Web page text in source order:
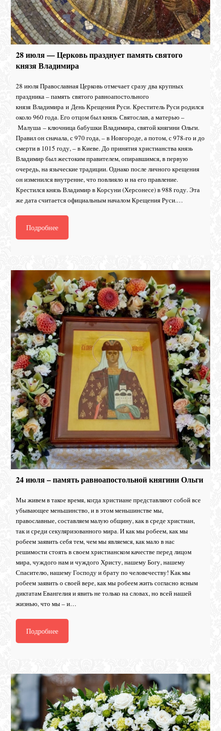
28 июля — Церковь празднует память святого
князя Владимира
28 июля Православная Церковь отмечает сразу два крупных
праздника – память святого равноапостольного
князя Владимира и День Крещения Руси. Креститель Руси родился
около 960 года. Его отцом был князь Святослав, а матерью –
Малуша – ключница бабушки Владимира, святой княгини Ольги.
Правил он сначала, с 970 года, – в Новгороде, а потом, с 978-го и до
смерти в 1015 году, – в Киеве. До принятия христианства князь
Владимир был жестоким правителем, опиравшимся, в первую
очередь, на языческие традиции. Однако после личного крещения
он изменился внутренне, что повлияло и на его правление.
Крестился князь Владимир в Корсуни (Херсонесе) в 988 году. Эта
же дата считается официальным началом Крещения Руси.…
Подробнее
24 июля – память равноапостольной княгини Ольги
Мы живем в такое время, когда христиане представляют собой все
убывающее меньшинство, и в этом меньшинстве мы,
православные, составляем малую общину, как в среде христиан,
так и среди секуляризованного мира. И как мы робеем, как мы
робеем заявить себя тем, чем мы являемся, как мало в нас
решимости стоять в своем христианском качестве перед лицом
мира, чуждого нам и чуждого Христу, нашему Богу, нашему
Спасителю, нашему Господу и брату по человечеству! Как мы
робеем заявить о своей вере, как мы робеем жить согласно ясным
диктатам Евангелия и явить не только на словах, но всей нашей
жизнью, что мы – и…
Подробнее